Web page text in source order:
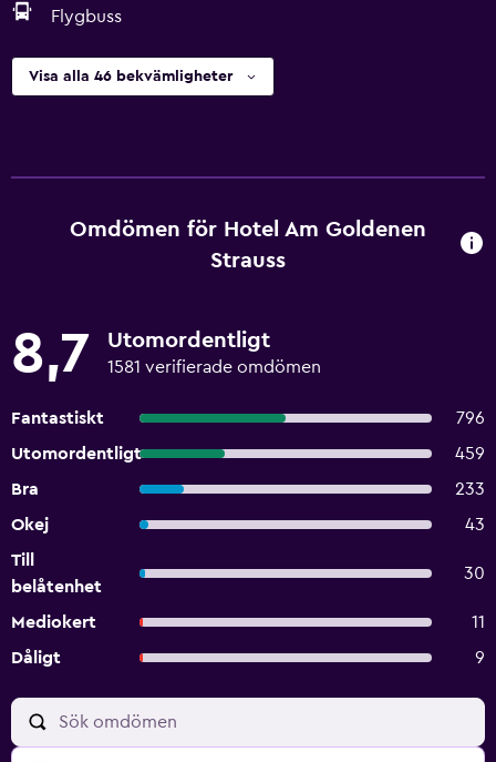
Flygbuss
Visa alla 46 bekvämligheter
Omdömen för Hotel Am Goldenen
Strauss
8,7 Utomordentligt
1581 verifierade omdömen
Fantastiskt
796
Utomordentligt
459
Bra
233
Okej
43
Till
belåtenhet
30
Mediokert
11
Dåligt
9